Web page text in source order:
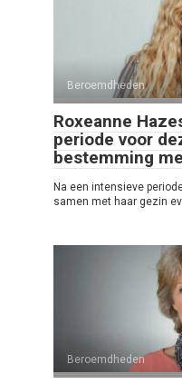
Beroemdheden
Roxeanne
periode voor
bestemming
Na een intensieve
samen met haar gezin
Beroemdheden